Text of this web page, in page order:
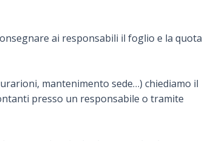
ai responsabili il foglio e la quota
mantenimento sede…) chiediamo il
presso un responsabile o tramite